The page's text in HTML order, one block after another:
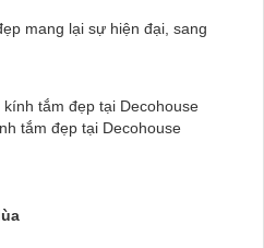
mang lại sự hiện đại, sang
tắm đẹp tại Decohouse